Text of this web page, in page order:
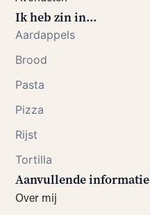
Ik heb zin in...
Aardappels
Brood
Pasta
Pizza
Rijst
Tortilla
Aanvullende informatie
Over mij